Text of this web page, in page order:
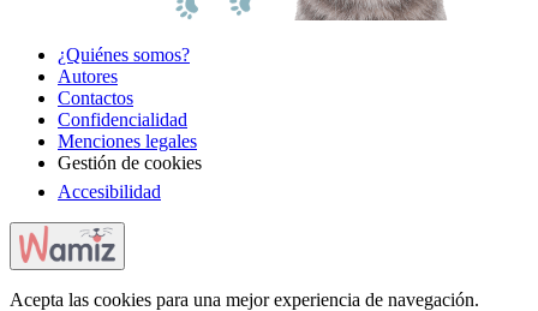
¿Quiénes somos?
Autores
Contactos
Confidencialidad
Menciones legales
Gestión de cookies
Accesibilidad
Acepta las cookies para una mejor experiencia de navegación.